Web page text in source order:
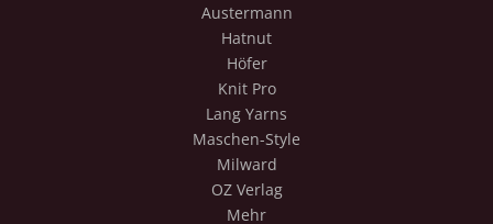
Austermann
Hatnut
Höfer
Knit Pro
Lang Yarns
Maschen-Style
Milward
OZ Verlag
Mehr